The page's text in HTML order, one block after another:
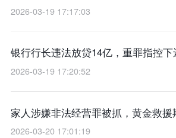
2026-03-19 17:17:03
银行行长违法放贷14亿，重罪指控下
2026-03-19 17:20:52
家人涉嫌非法经营罪被抓，黄金救援
2026-03-20 17:01:19